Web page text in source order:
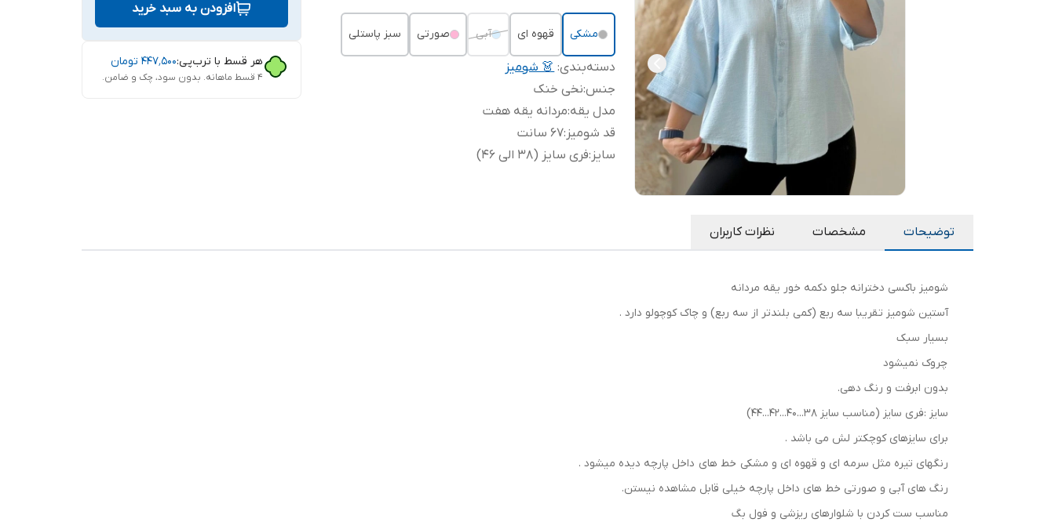
مشکی قهوه ای آبی صورتی سبز پاستلی
دسته‌بندی:👗 شومیز
جنس:نخی خنک
مدل یقه:مردانه یقه هفت
قد شومیز :67 سانت
سایز :فری سایز (38 الی 46)
افزودن به سبد خرید
هر قسط با ترب‌پی:۴۴۷٬۵۰۰ تومان
۴ قسط ماهانه. بدون سود، چک و ضامن.
توضیحات مشخصات نظرات کاربران
شومیز باکسی دخترانه جلو دکمه خور یقه مردانه
آستین شومیز تقریبا سه ربع (کمی بلندتر از سه ربع) و چاک کوچولو دارد .
بسیار سبک
چروک نمیشود
بدون ابرفت و رنگ دهی.
سایز :فری سایز (مناسب سایز 38...40...42...44)
برای سایزهای کوچکتر لش می باشد .
رنگهای تیره مثل سرمه ای و قهوه ای و مشکی خط های داخل پارچه دیده میشود .
رنگ های آبی و صورتی خط های داخل پارچه خیلی قابل مشاهده نیستن.
مناسب ست کردن با شلوارهای ریزشی و فول بگ